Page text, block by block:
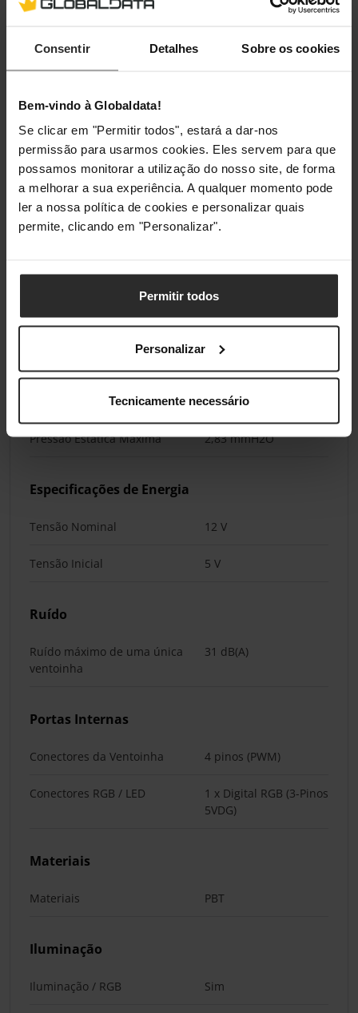
Consentir Detalhes Sobre os cookies
Bem-vindo à Globaldata!
Se clicar em "Permitir todos", estará a dar-nos
permissão para usarmos cookies. Eles servem para que
possamos monitorar a utilização do nosso site, de forma
a melhorar a sua experiência. A qualquer momento pode
ler a nossa política de cookies e personalizar quais
permite, clicando em "Personalizar".
Permitir todos
Personalizar
Tecnicamente necessário
Largura
Altura da Ventoinha
Monitor Incluído Sim
Especificações da Ventoinha
Tamanho da Ventoinha 120 mm
Ventoinha
RPM Máximo da Ventoinha 1900 rpm
Fluxo de Ar Máximo da
92,25 m³/h
Pressão Estática Máxima 2,83 mmH2O
Especificações de Energia
Tensão Nominal 12 V
Tensão Inicial 5 V
Ruído
Ruído máximo de uma única
ventoinha
31 dB(A)
Portas Internas
Conectores da Ventoinha 4 pinos (PWM)
Conectores RGB / LED
1 x Digital RGB (3-Pinos
5VDG)
Materiais
Materiais PBT
Iluminação
Iluminação / RGB Sim